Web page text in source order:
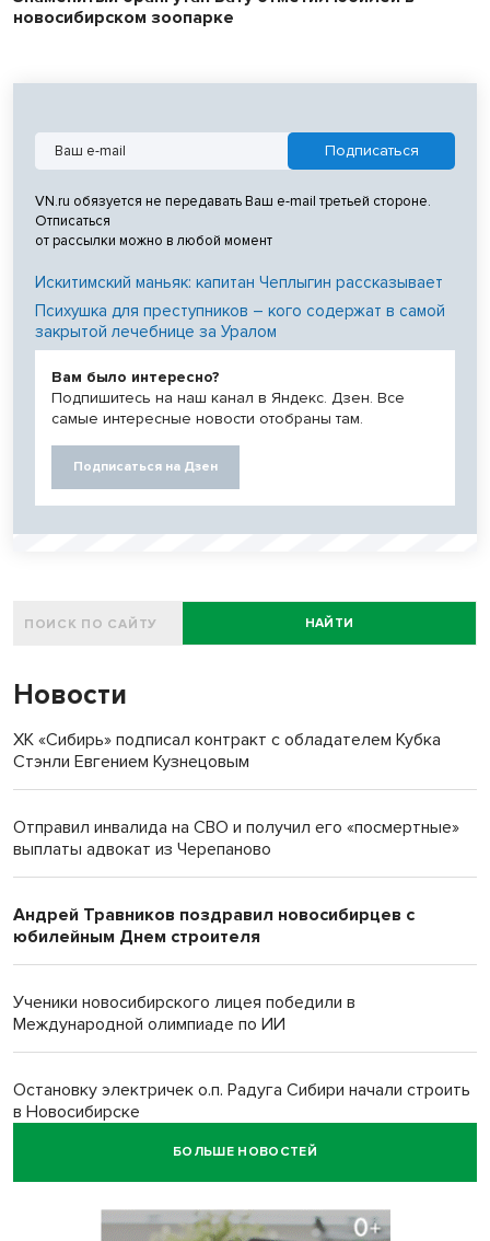
новосибирском зоопарке
VN.ru обязуется не передавать Ваш e-mail третьей стороне.
Отписаться
от рассылки можно в любой момент
Искитимский маньяк: капитан Чеплыгин рассказывает
Психушка для преступников – кого содержат в самой
закрытой лечебнице за Уралом
Вам было интересно?
Подпишитесь на наш канал в Яндекс. Дзен. Все
самые интересные новости отобраны там.
Подписаться на Дзен
НАЙТИ
Новости
ХК «Сибирь» подписал контракт с обладателем Кубка
Стэнли Евгением Кузнецовым
Отправил инвалида на СВО и получил его «посмертные»
выплаты адвокат из Черепаново
Андрей Травников поздравил новосибирцев с
юбилейным Днем строителя
Ученики новосибирского лицея победили в
Международной олимпиаде по ИИ
Остановку электричек о.п. Радуга Сибири начали строить
в Новосибирске
БОЛЬШЕ НОВОСТЕЙ